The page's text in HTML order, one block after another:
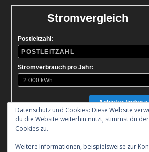
Stromvergleich
Postleitzahl:
Stromverbrauch pro Jahr:
Anbieter finden »
Datenschutz und Cookies: Diese Website
du die Website weiterhin nutzt, stimmst du
Cookies zu.
Weitere Informationen, beispielsweise zur